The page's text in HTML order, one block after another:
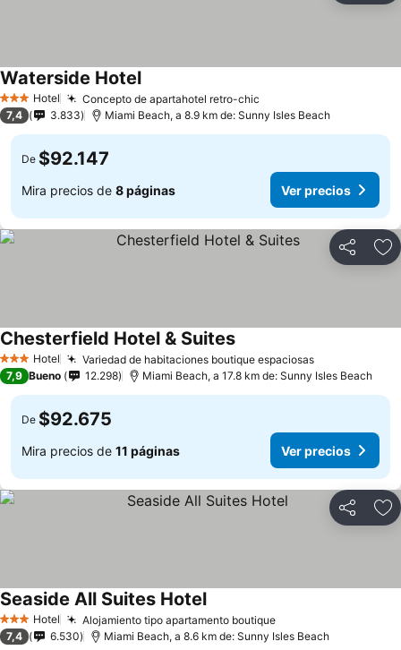
3 Estrellas
Hotel Concepto de apartahotel retro-chic
Waterside Hotel
7,4 3.833 Miami Beach, a 8.9 km de: Sunny Isles Beach
De $92.147
Mira precios de 8 páginas Ver precios
Compartir
3 Estrellas
Hotel Variedad de habitaciones boutique espaciosas
Chesterfield Hotel & Suites
7,9 Bueno 12.298 Miami Beach, a 17.8 km de: Sunny Isles Beach
De $92.675
Mira precios de 11 páginas Ver precios
Compartir
3 Estrellas
Hotel Alojamiento tipo apartamento boutique
Seaside All Suites Hotel
7,4 6.530 Miami Beach, a 8.6 km de: Sunny Isles Beach